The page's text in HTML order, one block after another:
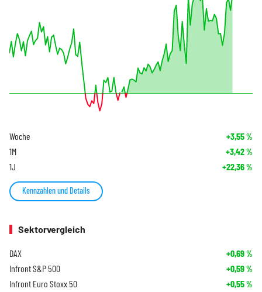
Woche +3,55%
1M +3,42%
1J +22,36%
Kennzahlen und Details
Sektorvergleich
DAX +0,69%
Infront S&P 500 +0,59%
Infront Euro Stoxx 50 +0,55%